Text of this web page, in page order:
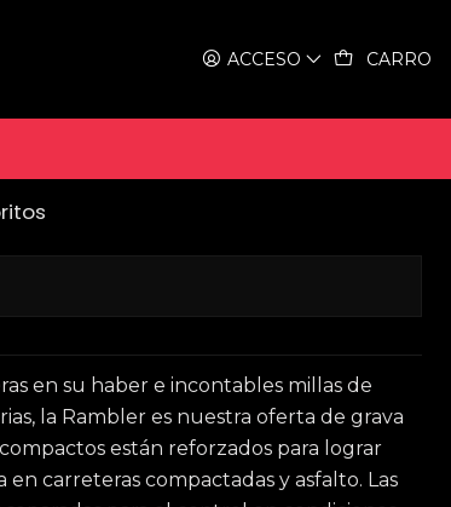
ACCESO CARRO
700x38c - kevlar
en su haber e incontables millas de
la Rambler es nuestra oferta de grava
están reforzados para lograr
carreteras compactadas y asfalto. Las